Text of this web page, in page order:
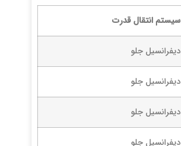
سیستم انتقال قدرت
دیفرانسیل جلو
دیفرانسیل جلو
دیفرانسیل جلو
دیفرانسیل جلو